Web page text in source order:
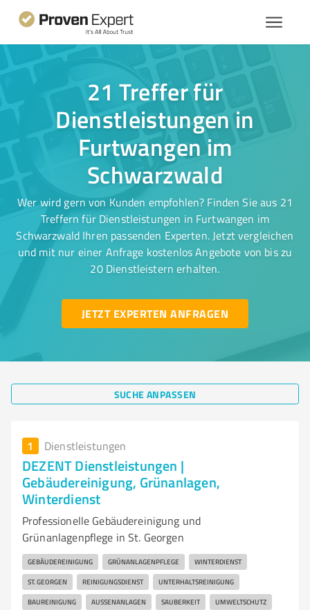
21 Treffer für
Dienstleistungen in
Furtwangen im
Schwarzwald
Wer wird gern von Kunden empfohlen? Finden Sie aus 21
Treffern für Dienstleistungen in Furtwangen im
Schwarzwald Ihren passenden Experten. Jetzt vergleichen
und mit nur einer Anfrage kostenlos Angebote von bis zu
20 Dienstleistern erhalten.
JETZT EXPERTEN ANFRAGEN
SUCHE ANPASSEN
1 Dienstleistungen
DEZENT Dienstleistungen |
Gebäudereinigung, Grünanlagen,
Winterdienst
Professionelle Gebäudereinigung und
Grünanlagenpflege in St. Georgen
GEBÄUDEREINIGUNG GRÜNANLAGENPFLEGE WINTERDIENST
ST. GEORGEN REINIGUNGSDIENST UNTERHALTSREINIGUNG
BAUREINIGUNG AUSSENANLAGEN SAUBERKEIT UMWELTSCHUTZ